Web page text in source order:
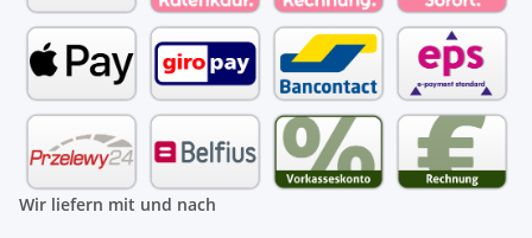
Wir liefern mit und nach